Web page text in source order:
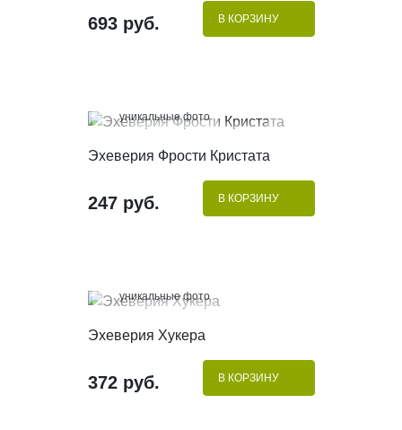
693 руб. В КОРЗИНУ
уникальные фото
Эхеверия Фрости Кристата
247 руб. В КОРЗИНУ
уникальные фото
Эхеверия Хукера
372 руб. В КОРЗИНУ